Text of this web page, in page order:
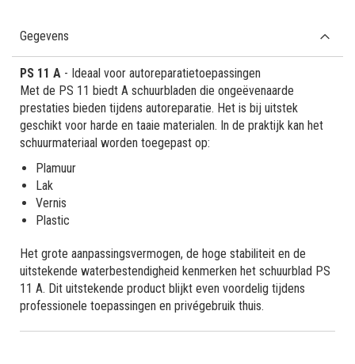
Gegevens
PS 11 A - Ideaal voor autoreparatietoepassingen
Met de PS 11 biedt A schuurbladen die ongeëvenaarde
prestaties bieden tijdens autoreparatie. Het is bij uitstek
geschikt voor harde en taaie materialen. In de praktijk kan het
schuurmateriaal worden toegepast op:
Plamuur
Lak
Vernis
Plastic
Het grote aanpassingsvermogen, de hoge stabiliteit en de
uitstekende waterbestendigheid kenmerken het schuurblad PS
11 A. Dit uitstekende product blijkt even voordelig tijdens
professionele toepassingen en privégebruik thuis.